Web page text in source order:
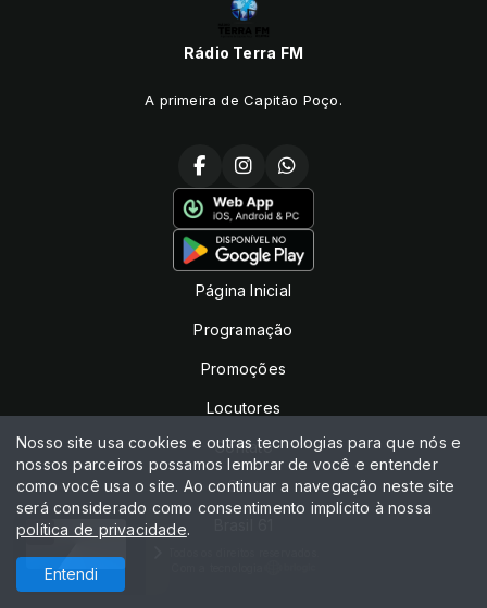
Rádio Terra FM
A primeira de Capitão Poço.
Página Inicial
Programação
Promoções
Locutores
Contato
Chat
Nosso site usa cookies e outras tecnologias para que nós e
nossos parceiros possamos lembrar de você e entender
como você usa o site. Ao continuar a navegação neste site
será considerado como consentimento implícito à nossa
política de privacidade.
Entendi